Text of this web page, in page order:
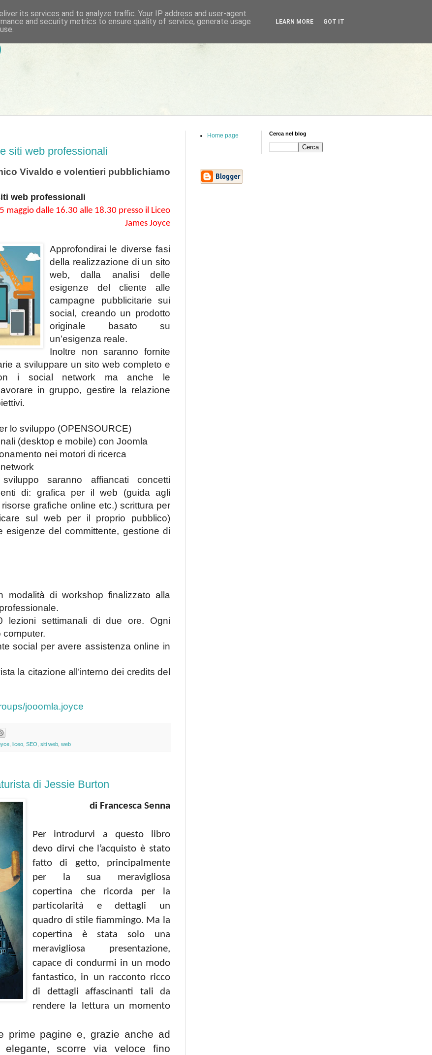
siti web professionali
Vivaldo e volentieri pubblichiamo
web professionali
maggio dalle 16.30 alle 18.30 presso il Liceo
James Joyce
Approfondirai le diverse fasi
della realizzazione di un sito
web, dalla analisi delle
esigenze del cliente alle
campagne pubblicitarie sui
social, creando un prodotto
originale basato su
un’esigenza reale.
Inoltre non saranno fornite
a sviluppare un sito web completo e
i social network ma anche le
in gruppo, gestire la relazione
lo sviluppo (OPENSOURCE)
(desktop e mobile) con Joomla
nei motori di ricerca
saranno affiancati concetti
di: grafica per il web (guida agli
grafiche online etc.) scrittura per
sul web per il proprio pubblico)
esigenze del committente, gestione di
modalità di workshop finalizzato alla
lezioni settimanali di due ore. Ogni
computer.
social per avere assistenza online in
la citazione all’interno dei credits del
jooomla.joyce
liceo SEO siti web web
di Jessie Burton
di Francesca Senna
Per introdurvi a questo libro
devo dirvi che l’acquisto è stato
fatto di getto, principalmente
per la sua meravigliosa
copertina che ricorda per la
particolarità e dettagli un
quadro di stile fiammingo. Ma la
copertina è stata solo una
meravigliosa presentazione,
capace di condurmi in un modo
fantastico, in un racconto ricco
di dettagli affascinanti tali da
rendere la lettura un momento
prime pagine e, grazie anche ad
scorre via veloce fino
Home page Cerca nel blog
its services and to analyze traffic. Your IP address and user-agent
and security metrics to ensure quality of service, generate usage
LEARN MORE GOT IT